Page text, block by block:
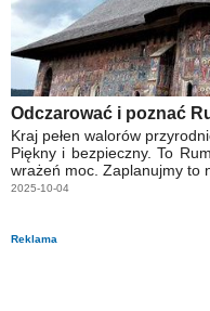
Odczarować i poznać
Kraj pełen walorów
Piękny i bezpieczny. To
wrażeń moc. Zaplanujmy to
2025-10-04
Reklama